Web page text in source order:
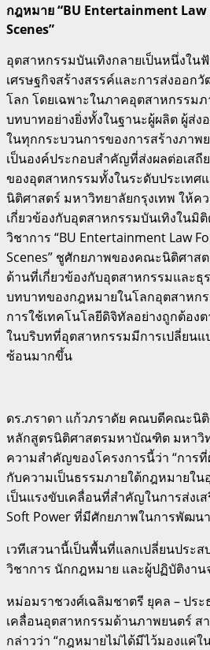
กฎหมาย “BU Entertainment
Scenes”
อุตสาหกรรมบันเทิงกลายเป็นหนึ่งใน
เศรษฐกิจสร้างสรรค์และการส่งออก
โลก โดยเฉพาะในภาคอุตสาหกรรม
บทบาทอย่างยิ่งทั้งในฐานะผู้ผลิต ผู้ส่ง
ในทุกกระบวนการของการสร้างภาพ
เป็นองค์ประกอบสำคัญที่ส่งผลต่อเสถี
ของอุตสาหกรรมทั้งในระดับประเทศ
นิติศาสตร์ มหาวิทยาลัยกรุงเทพ ให้
เกี่ยวข้องกับอุตสาหกรรมบันเทิงในมิติ
วิชาการ “BU Entertainment Law
Scenes” ชูศักยภาพของคณะนิติศาส
ด้านที่เกี่ยวข้องกับอุตสาหกรรมและธุ
บทบาทของกฎหมายในโลกอุตสาหก
การใช้เทคโนโลยีดิจิทัลอย่างถูกต้อง
ในบริบทที่อุตสาหกรรมมีการเปลี่ยนแ
ซ้อนมากขึ้น
ดร.ภราดา แก้วภราดัย คณบดีคณะนิติ
หลักสูตรนิติศาสตรมหาบัณฑิต มหาวิท
ความสำคัญของโครงการนี้ว่า “การ
กับความเป็นธรรมภายใต้กฎหมายใน
เป็นแรงขับเคลื่อนที่สำคัญในการส่งเ
Soft Power ที่มีศักยภาพในการพัฒนา
เวทีเสวนานี้เป็นพื้นที่แลกเปลี่ยนประ
วิชาการ นักกฎหมาย และผู้ปฏิบัติงาน
หม่อมราชวงศ์เฉลิมชาตรี ยุคล – ปร
เคลื่อนอุตสาหกรรมด้านภาพยนตร์ ส
กล่าวว่า “กฎหมายไม่ได้มีไว้มองแค่